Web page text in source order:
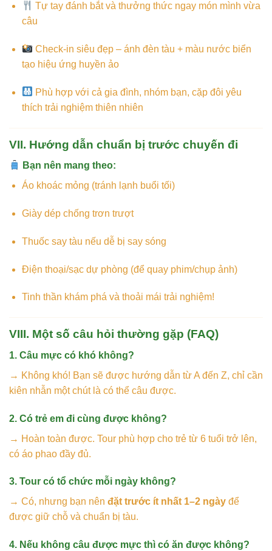
Tự tay đánh bắt và thưởng thức ngay món mình vừa
câu
Check-in siêu đẹp – ánh đèn tàu + màu nước biển
tạo hiệu ứng huyền ảo
Phù hợp với cả gia đình, nhóm bạn, cặp đôi yêu
thích trải nghiệm thiên nhiên
VII. Hướng dẫn chuẩn bị trước chuyến đi
Bạn nên mang theo:
Áo khoác mỏng (tránh lạnh buổi tối)
Giày dép chống trơn trượt
Thuốc say tàu nếu dễ bị say sóng
Điện thoại/sạc dự phòng (để quay phim/chụp ảnh)
Tinh thần khám phá và thoải mái trải nghiệm!
VIII. Một số câu hỏi thường gặp (FAQ)
1. Câu mực có khó không?
→ Không khó! Bạn sẽ được hướng dẫn từ A đến Z, chỉ cần
kiên nhẫn một chút là có thể câu được.
2. Có trẻ em đi cùng được không?
→ Hoàn toàn được. Tour phù hợp cho trẻ từ 6 tuổi trở lên,
có áo phao đầy đủ.
3. Tour có tổ chức mỗi ngày không?
→ Có, nhưng bạn nên đặt trước ít nhất 1–2 ngày để
được giữ chỗ và chuẩn bị tàu.
4. Nếu không câu được mực thì có ăn được không?